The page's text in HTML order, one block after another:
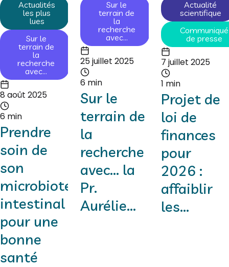
Actualités
les plus
lues
Sur le
terrain de
la
recherche
avec...
8 août 2025
6 min
Prendre
soin de
son
microbiote
intestinal
pour une
bonne
santé
Sur le
terrain de
la
recherche
avec...
25 juillet 2025
6 min
Sur le
terrain de
la
recherche
avec... la
Pr.
Aurélie...
Actualité
scientifique
Communiqué
de presse
7 juillet 2025
1 min
Projet de
loi de
finances
pour
2026 :
affaiblir
les...